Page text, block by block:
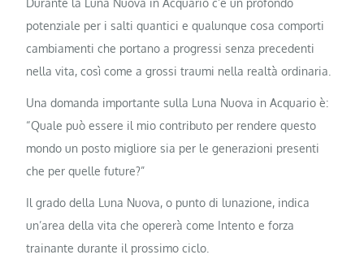
potenziale per i salti quantici e qualunque cosa comporti
cambiamenti che portano a progressi senza precedenti
nella vita, così come a grossi traumi nella realtà ordinaria.
Una domanda importante sulla Luna Nuova in Acquario è:
“Quale può essere il mio contributo per rendere questo
mondo un posto migliore sia per le generazioni presenti
che per quelle future?”
Il grado della Luna Nuova, o punto di lunazione, indica
un’area della vita che opererà come Intento e forza
trainante durante il prossimo ciclo.